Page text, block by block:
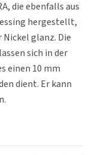
die ebenfalls aus
hergestellt,
glanz. Die
sich in der
einen 10 mm
dient. Er kann